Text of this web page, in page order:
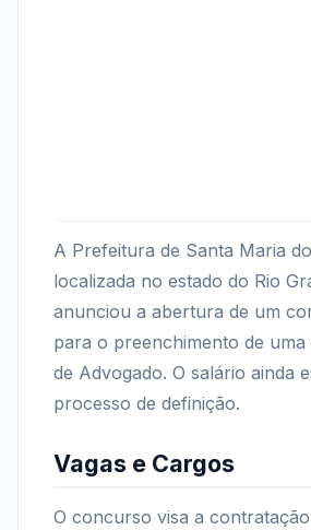
A Prefeitura de Santa Maria
localizada no estado do Rio
anunciou a abertura de um
para o preenchimento de
de Advogado. O salário ainda
processo de definição.
Vagas e Cargos
O concurso visa a